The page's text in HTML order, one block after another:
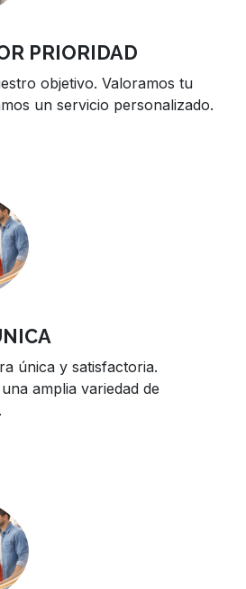
PRIORIDAD
objetivo. Valoramos tu
un servicio personalizado.
única y satisfactoria.
amplia variedad de